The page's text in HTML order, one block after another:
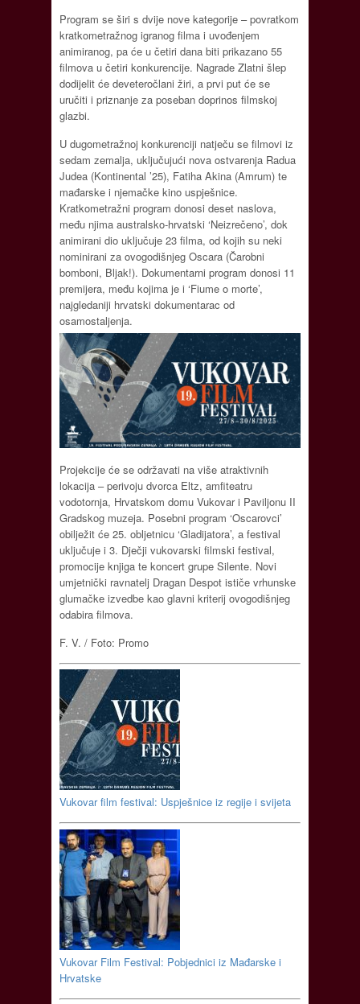
Program se širi s dvije nove kategorije – povratkom
kratkometražnog igranog filma i uvođenjem
animiranog, pa će u četiri dana biti prikazano 55
filmova u četiri konkurencije. Nagrade Zlatni šlep
dodijelit će deveteročlani žiri, a prvi put će se
uručiti i priznanje za poseban doprinos filmskoj
glazbi.
U dugometražnoj konkurenciji natječu se filmovi iz
sedam zemalja, uključujući nova ostvarenja Radua
Judea (Kontinental ’25), Fatiha Akina (Amrum) te
mađarske i njemačke kino uspješnice.
Kratkometražni program donosi deset naslova,
među njima australsko-hrvatski ‘Neizrečeno’, dok
animirani dio uključuje 23 filma, od kojih su neki
nominirani za ovogodišnjeg Oscara (Čarobni
bomboni, Bljak!). Dokumentarni program donosi 11
premijera, među kojima je i ‘Fiume o morte’,
najgledaniji hrvatski dokumentarac od
osamostaljenja.
Projekcije će se održavati na više atraktivnih
lokacija – perivoju dvorca Eltz, amfiteatru
vodotornja, Hrvatskom domu Vukovar i Paviljonu II
Gradskog muzeja. Posebni program ‘Oscarovci’
obilježit će 25. obljetnicu ‘Gladijatora’, a festival
uključuje i 3. Dječji vukovarski filmski festival,
promocije knjiga te koncert grupe Silente. Novi
umjetnički ravnatelj Dragan Despot ističe vrhunske
glumačke izvedbe kao glavni kriterij ovogodišnjeg
odabira filmova.
F. V. / Foto: Promo
Vukovar film festival: Uspješnice iz regije i svijeta
Vukovar Film Festival: Pobjednici iz Mađarske i
Hrvatske